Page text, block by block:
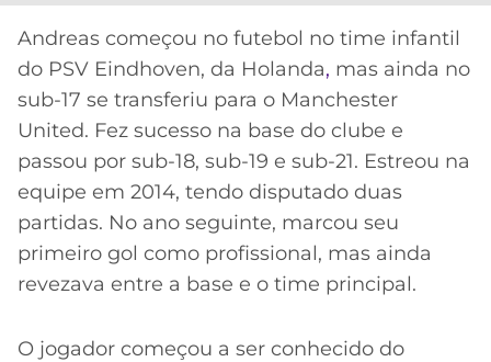
Andreas começou no futebol no time infantil
do PSV Eindhoven, da Holanda, mas ainda no
sub-17 se transferiu para o Manchester
United. Fez sucesso na base do clube e
passou por sub-18, sub-19 e sub-21. Estreou na
equipe em 2014, tendo disputado duas
partidas. No ano seguinte, marcou seu
primeiro gol como profissional, mas ainda
revezava entre a base e o time principal.
O jogador começou a ser conhecido do